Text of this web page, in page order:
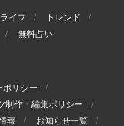
ライフ
トレンド
無料占い
ポリシー
制作・編集ポリシー
報
お知らせ一覧